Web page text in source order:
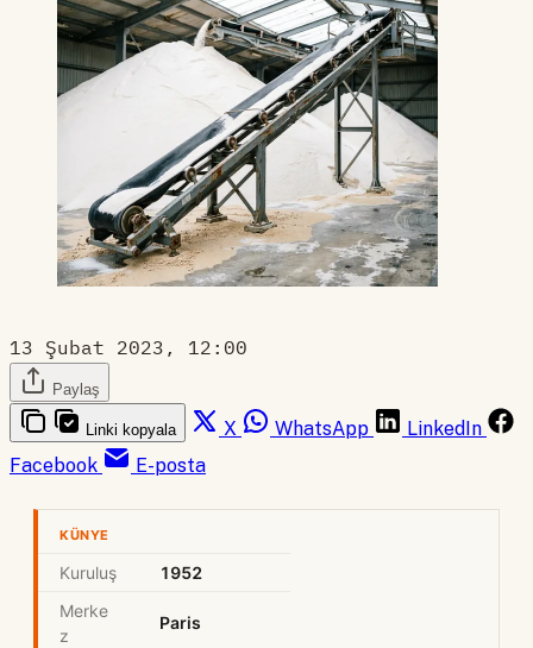
13 Şubat 2023, 12:00
Paylaş
Linki kopyala X WhatsApp
LinkedIn
Facebook
E-posta
KÜNYE
Kuruluş
1952
Merke
z
Paris